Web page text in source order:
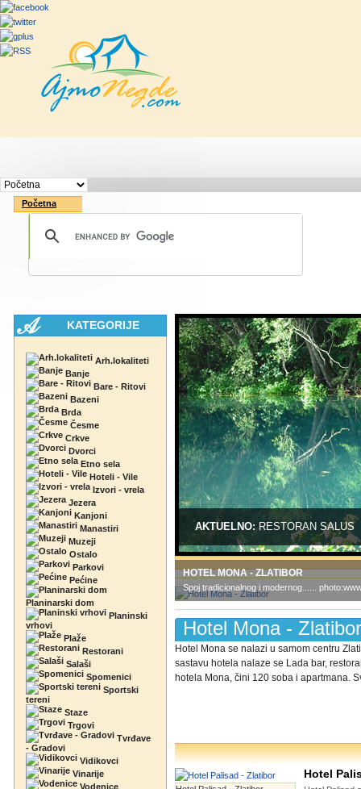
Početna
KATEGORIJE
Arh.lokaliteti
Banje
Bare - Ritovi
Bazeni
Brda
Česme
Crkve
Dvorci
Etno sela
Hoteli - Vile
Izvori - vrela
Jezera
Kanjoni
Manastiri
Muzeji
Ostalo
Parkovi
Pećine
Planinarski dom
Planinski
vrhovi
Plaže
Restorani
Salaši
Spomenici
Sportski
tereni
Staze
Trgovi
Tvrđave
- Gradovi
Vidikovci
Vinarije
Vodenice
AKTUELNO:RESTORAN SALUS
HOTEL MONA - ZLATIBOR
Spoj tradicionalnog i modernog......
Hotel Mona - Zlatibor
Hotel Mona se nalazi u samom centru
sastavu hotela nalaze se Lada bar,
hotela Mona, čini 120 soba i apartmana.
Hotel